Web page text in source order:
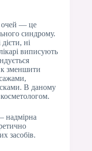
очей — це
синдрому.
ні
виписують
зменшити
В даному
надмірна
засобів.